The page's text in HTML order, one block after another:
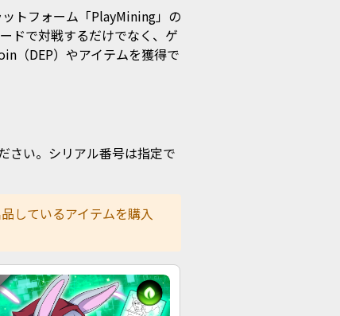
トフォーム「PlayMining」の
ドで対戦するだけでなく、ゲ
（DEP）やアイテムを獲得で
さい。シリアル番号は指定で
しているアイテムを購入